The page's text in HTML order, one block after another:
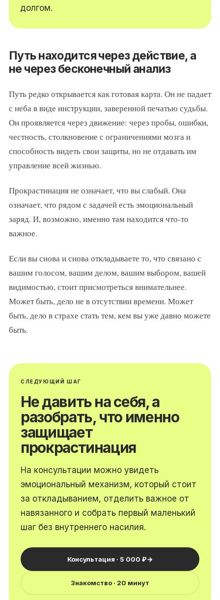
долгом.
Путь находится через действие, а
не через бесконечный анализ
Путь редко открывается как готовая карта. Он не падает
с неба в виде инструкции, заверенной печатью судьбы.
Он проявляется через движение: через пробы, ошибки,
честность, столкновение с ограничениями мозга и
способность видеть свои защиты, но не отдавать им
управление всей жизнью.
Прокрастинация не означает, что вы слабый. Она
означает, что рядом с задачей есть эмоциональный
заряд. И, возможно, именно там находится что-то
важное.
Если вы снова и снова откладываете то, что связано с
вашим голосом, вашим делом, вашим выбором, вашей
видимостью, стоит присмотреться внимательнее.
Может быть, дело не в отсутствии времени. Может
быть, дело в страхе стать тем, кем вы уже давно можете
быть.
СЛЕДУЮЩИЙ ШАГ
Не давить на себя, а
разобрать, что именно
защищает
прокрастинация
На консультации можно увидеть
эмоциональный механизм, который стоит
за откладыванием, отделить важное от
навязанного и собрать первый маленький
шаг без внутреннего насилия.
Консультация · 5 000 ₽→
Знакомство · 20 минут